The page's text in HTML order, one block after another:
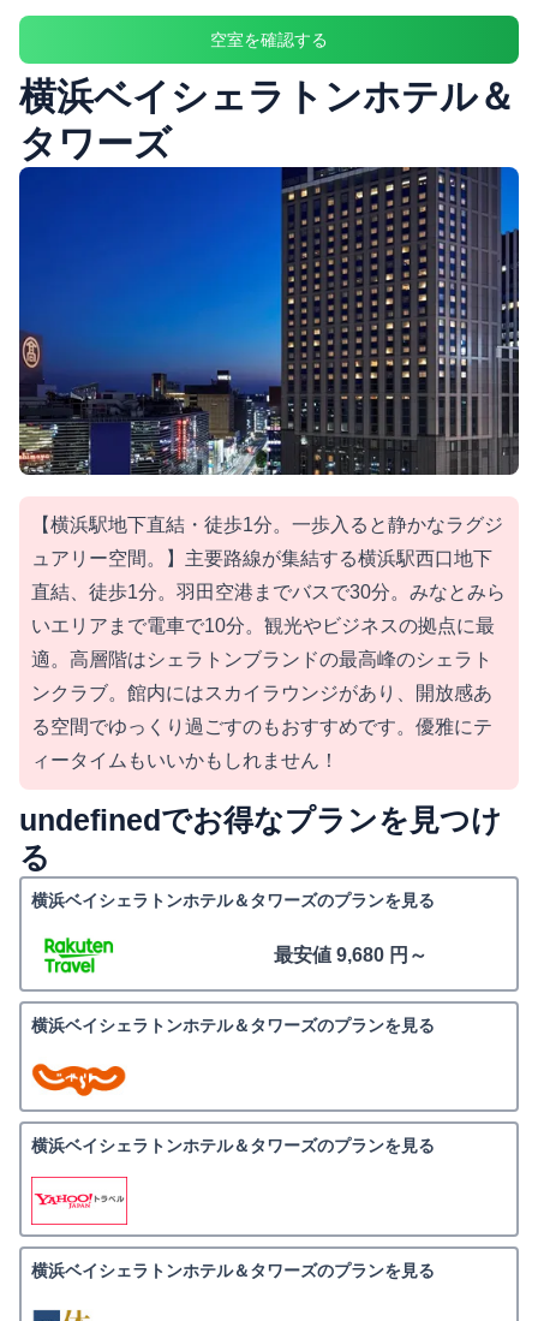
空室を確認する
横浜ベイシェラトンホテル＆
タワーズ
【横浜駅地下直結・徒歩1分。一歩入ると静かなラグジ
ュアリー空間。】主要路線が集結する横浜駅西口地下
直結、徒歩1分。羽田空港までバスで30分。みなとみら
いエリアまで電車で10分。観光やビジネスの拠点に最
適。高層階はシェラトンブランドの最高峰のシェラト
ンクラブ。館内にはスカイラウンジがあり、開放感あ
る空間でゆっくり過ごすのもおすすめです。優雅にテ
ィータイムもいいかもしれません！
undefinedでお得なプランを見つけ
る
横浜ベイシェラトンホテル＆タワーズのプランを見る
最安値 9,680 円～
横浜ベイシェラトンホテル＆タワーズのプランを見る
横浜ベイシェラトンホテル＆タワーズのプランを見る
横浜ベイシェラトンホテル＆タワーズのプランを見る